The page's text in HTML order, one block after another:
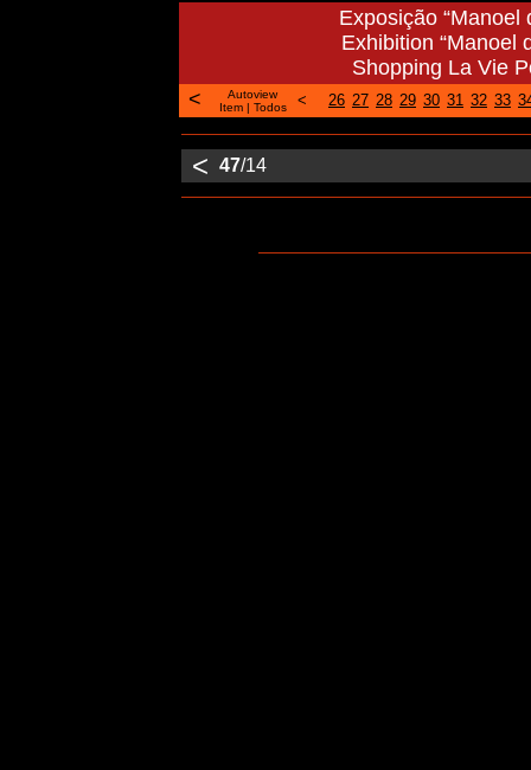
Exposição “Manoel
Exhibition “Manoel
Shopping La Vie
<
Autoview
Item| Todos < 26 27 28 29 30 31 32 33
< 47/14